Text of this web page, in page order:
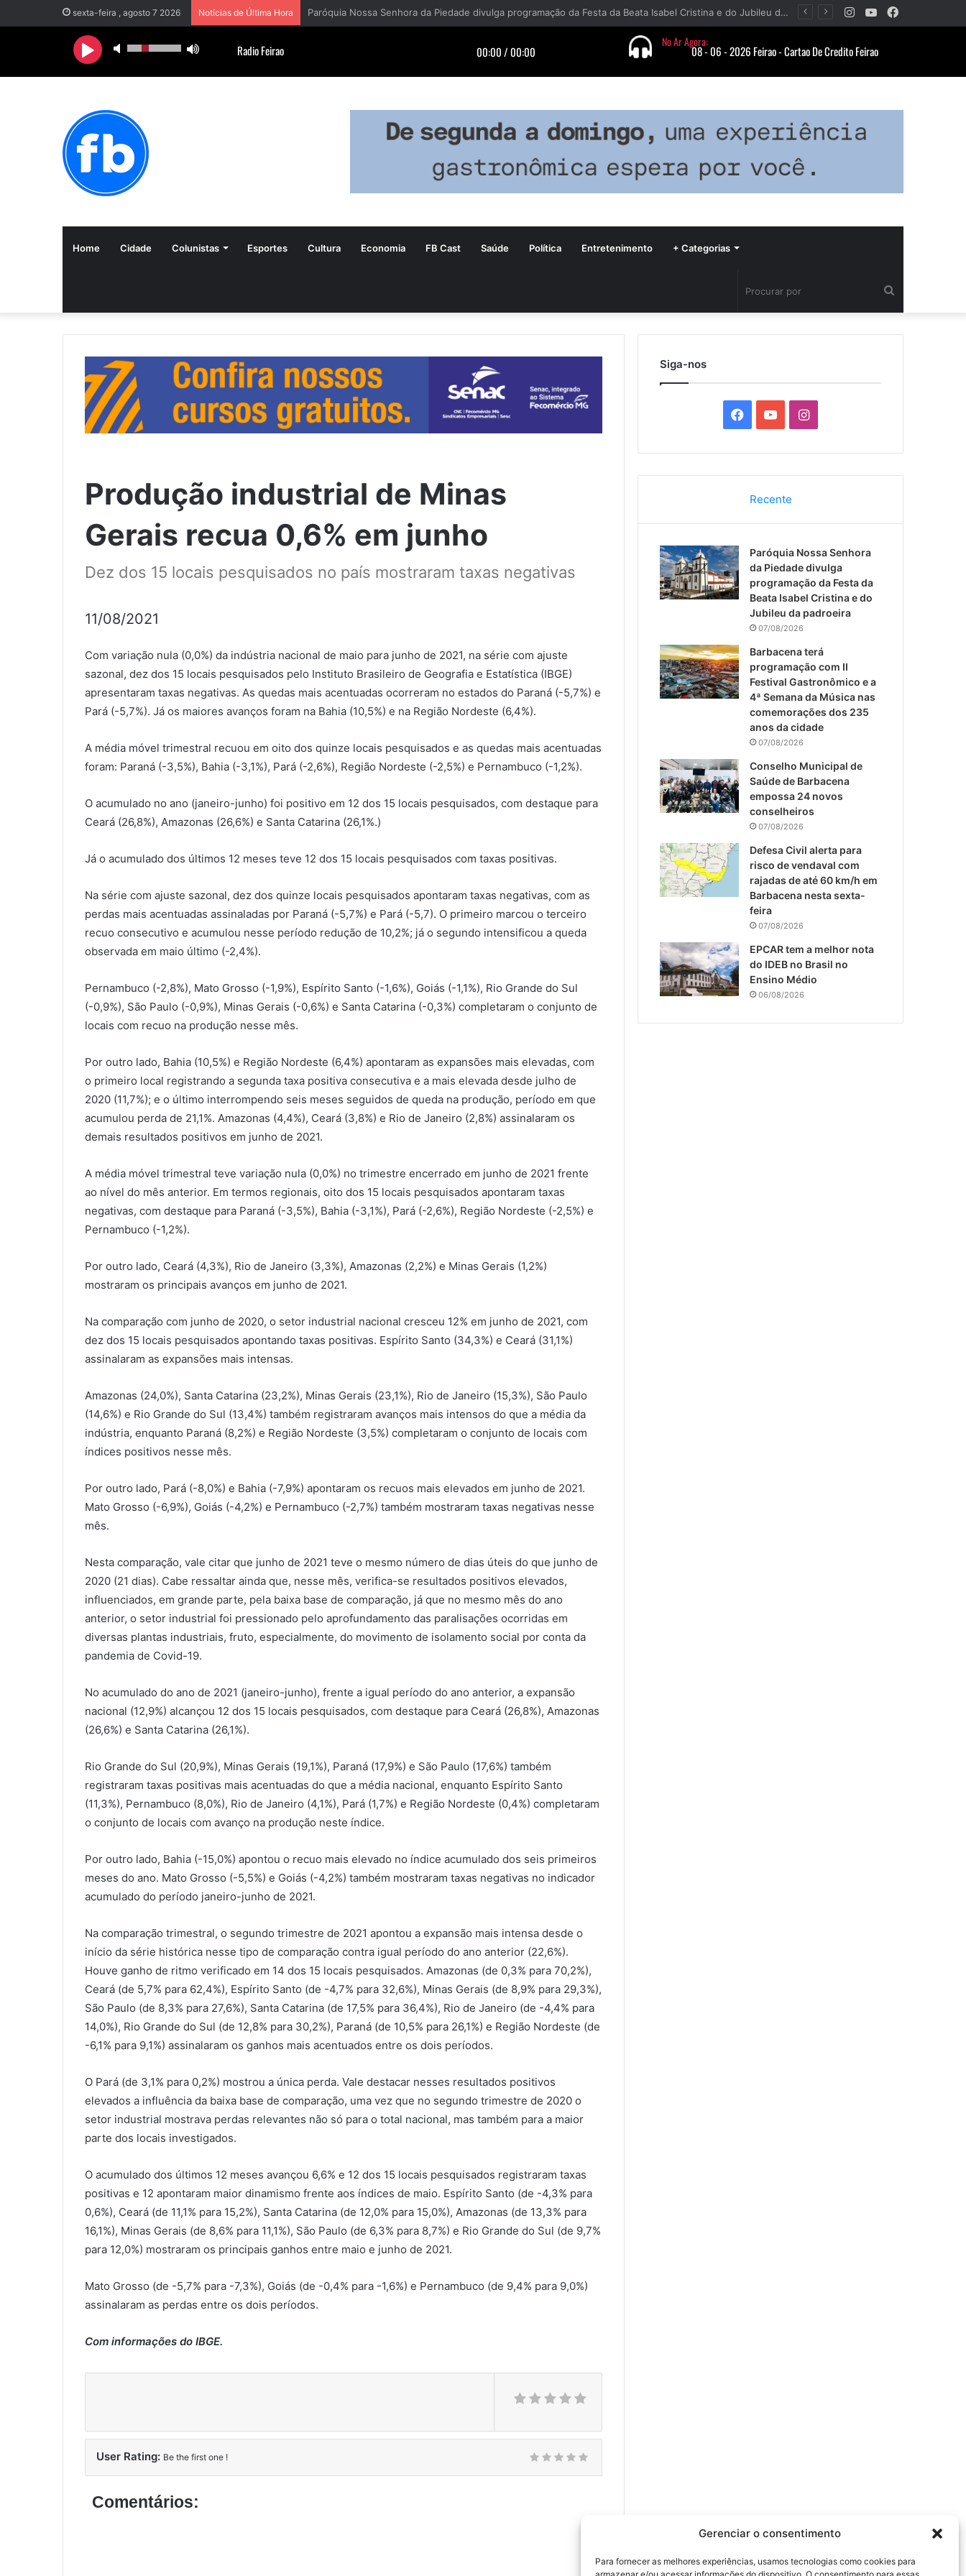
Gerenciar o consentimento
Para fornecer as melhores experiências, usamos tecnologias como cookies para
sexta-feira , agosto 7 2026 Notícias de Última Hora Barbacena terá programação com II Festival Gastronômico e a 4ª Semana da Música nas comemorações dos 235 anos da cidade YouTube
Instagram
Home Cidade Colunistas Esportes Cultura Economia FB Cast Saúde Política Entretenimento + Categorias
por
Produção industrial de Minas
Gerais recua 0,6% em junho
Dez dos 15 locais pesquisados no país mostraram taxas negativas
11/08/2021
Com variação nula (0,0%) da indústria nacional de maio para junho de 2021, na série com ajuste
sazonal, dez dos 15 locais pesquisados pelo Instituto Brasileiro de Geografia e Estatística (IBGE)
apresentaram taxas negativas. As quedas mais acentuadas ocorreram no estados do Paraná (-5,7%) e
Pará (-5,7%). Já os maiores avanços foram na Bahia (10,5%) e na Região Nordeste (6,4%).
A média móvel trimestral recuou em oito dos quinze locais pesquisados e as quedas mais acentuadas
foram: Paraná (-3,5%), Bahia (-3,1%), Pará (-2,6%), Região Nordeste (-2,5%) e Pernambuco (-1,2%).
O acumulado no ano (janeiro-junho) foi positivo em 12 dos 15 locais pesquisados, com destaque para
Ceará (26,8%), Amazonas (26,6%) e Santa Catarina (26,1%.)
Já o acumulado dos últimos 12 meses teve 12 dos 15 locais pesquisados com taxas positivas.
Na série com ajuste sazonal, dez dos quinze locais pesquisados apontaram taxas negativas, com as
perdas mais acentuadas assinaladas por Paraná (-5,7%) e Pará (-5,7). O primeiro marcou o terceiro
recuo consecutivo e acumulou nesse período redução de 10,2%; já o segundo intensificou a queda
observada em maio último (-2,4%).
Pernambuco (-2,8%), Mato Grosso (-1,9%), Espírito Santo (-1,6%), Goiás (-1,1%), Rio Grande do Sul
(-0,9%), São Paulo (-0,9%), Minas Gerais (-0,6%) e Santa Catarina (-0,3%) completaram o conjunto de
locais com recuo na produção nesse mês.
Por outro lado, Bahia (10,5%) e Região Nordeste (6,4%) apontaram as expansões mais elevadas, com
o primeiro local registrando a segunda taxa positiva consecutiva e a mais elevada desde julho de
2020 (11,7%); e o último interrompendo seis meses seguidos de queda na produção, período em que
acumulou perda de 21,1%. Amazonas (4,4%), Ceará (3,8%) e Rio de Janeiro (2,8%) assinalaram os
demais resultados positivos em junho de 2021.
A média móvel trimestral teve variação nula (0,0%) no trimestre encerrado em junho de 2021 frente
ao nível do mês anterior. Em termos regionais, oito dos 15 locais pesquisados apontaram taxas
negativas, com destaque para Paraná (-3,5%), Bahia (-3,1%), Pará (-2,6%), Região Nordeste (-2,5%) e
Pernambuco (-1,2%).
Por outro lado, Ceará (4,3%), Rio de Janeiro (3,3%), Amazonas (2,2%) e Minas Gerais (1,2%)
mostraram os principais avanços em junho de 2021.
Na comparação com junho de 2020, o setor industrial nacional cresceu 12% em junho de 2021, com
dez dos 15 locais pesquisados apontando taxas positivas. Espírito Santo (34,3%) e Ceará (31,1%)
assinalaram as expansões mais intensas.
Amazonas (24,0%), Santa Catarina (23,2%), Minas Gerais (23,1%), Rio de Janeiro (15,3%), São Paulo
(14,6%) e Rio Grande do Sul (13,4%) também registraram avanços mais intensos do que a média da
indústria, enquanto Paraná (8,2%) e Região Nordeste (3,5%) completaram o conjunto de locais com
índices positivos nesse mês.
Por outro lado, Pará (-8,0%) e Bahia (-7,9%) apontaram os recuos mais elevados em junho de 2021.
Mato Grosso (-6,9%), Goiás (-4,2%) e Pernambuco (-2,7%) também mostraram taxas negativas nesse
mês.
Nesta comparação, vale citar que junho de 2021 teve o mesmo número de dias úteis do que junho de
2020 (21 dias). Cabe ressaltar ainda que, nesse mês, verifica-se resultados positivos elevados,
influenciados, em grande parte, pela baixa base de comparação, já que no mesmo mês do ano
anterior, o setor industrial foi pressionado pelo aprofundamento das paralisações ocorridas em
diversas plantas industriais, fruto, especialmente, do movimento de isolamento social por conta da
pandemia de Covid-19.
No acumulado do ano de 2021 (janeiro-junho), frente a igual período do ano anterior, a expansão
nacional (12,9%) alcançou 12 dos 15 locais pesquisados, com destaque para Ceará (26,8%), Amazonas
(26,6%) e Santa Catarina (26,1%).
Rio Grande do Sul (20,9%), Minas Gerais (19,1%), Paraná (17,9%) e São Paulo (17,6%) também
registraram taxas positivas mais acentuadas do que a média nacional, enquanto Espírito Santo
(11,3%), Pernambuco (8,0%), Rio de Janeiro (4,1%), Pará (1,7%) e Região Nordeste (0,4%) completaram
o conjunto de locais com avanço na produção neste índice.
Por outro lado, Bahia (-15,0%) apontou o recuo mais elevado no índice acumulado dos seis primeiros
meses do ano. Mato Grosso (-5,5%) e Goiás (-4,2%) também mostraram taxas negativas no indicador
acumulado do período janeiro-junho de 2021.
Na comparação trimestral, o segundo trimestre de 2021 apontou a expansão mais intensa desde o
início da série histórica nesse tipo de comparação contra igual período do ano anterior (22,6%).
Houve ganho de ritmo verificado em 14 dos 15 locais pesquisados. Amazonas (de 0,3% para 70,2%),
Ceará (de 5,7% para 62,4%), Espírito Santo (de -4,7% para 32,6%), Minas Gerais (de 8,9% para 29,3%),
São Paulo (de 8,3% para 27,6%), Santa Catarina (de 17,5% para 36,4%), Rio de Janeiro (de -4,4% para
14,0%), Rio Grande do Sul (de 12,8% para 30,2%), Paraná (de 10,5% para 26,1%) e Região Nordeste (de
-6,1% para 9,1%) assinalaram os ganhos mais acentuados entre os dois períodos.
O Pará (de 3,1% para 0,2%) mostrou a única perda. Vale destacar nesses resultados positivos
elevados a influência da baixa base de comparação, uma vez que no segundo trimestre de 2020 o
setor industrial mostrava perdas relevantes não só para o total nacional, mas também para a maior
parte dos locais investigados.
O acumulado dos últimos 12 meses avançou 6,6% e 12 dos 15 locais pesquisados registraram taxas
positivas e 12 apontaram maior dinamismo frente aos índices de maio. Espírito Santo (de -4,3% para
0,6%), Ceará (de 11,1% para 15,2%), Santa Catarina (de 12,0% para 15,0%), Amazonas (de 13,3% para
16,1%), Minas Gerais (de 8,6% para 11,1%), São Paulo (de 6,3% para 8,7%) e Rio Grande do Sul (de 9,7%
para 12,0%) mostraram os principais ganhos entre maio e junho de 2021.
Mato Grosso (de -5,7% para -7,3%), Goiás (de -0,4% para -1,6%) e Pernambuco (de 9,4% para 9,0%)
assinalaram as perdas entre os dois períodos.
Com informações do IBGE.
User Rating: Be the first one !
Comentários:
Siga-nos
c
e
b
o
o
k
u
T
u
b
e
I
s
a
g
r
a
Recente
Paróquia Nossa Senhora
da Piedade divulga
programação da Festa da
Beata Isabel Cristina e do
Jubileu da padroeira
07/08/2026
Barbacena terá
programação com II
Festival Gastronômico e a
4ª Semana da Música nas
comemorações dos 235
anos da cidade
07/08/2026
Conselho Municipal de
Saúde de Barbacena
empossa 24 novos
conselheiros
07/08/2026
Defesa Civil alerta para
risco de vendaval com
rajadas de até 60 km/h em
Barbacena nesta sexta-
feira
07/08/2026
EPCAR tem a melhor nota
do IDEB no Brasil no
Ensino Médio
06/08/2026